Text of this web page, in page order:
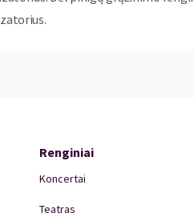
Renginiai
Koncertai
Teatras